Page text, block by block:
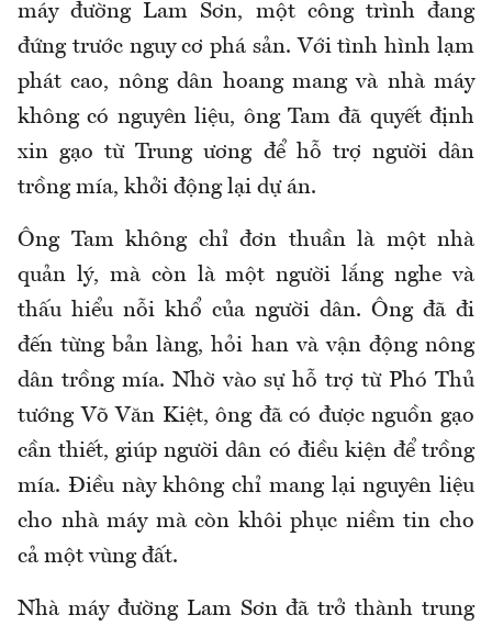
máy đường Lam Sơn, một công trình đang
đứng trước nguy cơ phá sản. Với tình hình lạm
phát cao, nông dân hoang mang và nhà máy
không có nguyên liệu, ông Tam đã quyết định
xin gạo từ Trung ương để hỗ trợ người dân
trồng mía, khởi động lại dự án.
Ông Tam không chỉ đơn thuần là một nhà
quản lý, mà còn là một người lắng nghe và
thấu hiểu nỗi khổ của người dân. Ông đã đi
đến từng bản làng, hỏi han và vận động nông
dân trồng mía. Nhờ vào sự hỗ trợ từ Phó Thủ
tướng Võ Văn Kiệt, ông đã có được nguồn gạo
cần thiết, giúp người dân có điều kiện để trồng
mía. Điều này không chỉ mang lại nguyên liệu
cho nhà máy mà còn khôi phục niềm tin cho
cả một vùng đất.
Nhà máy đường Lam Sơn đã trở thành trung